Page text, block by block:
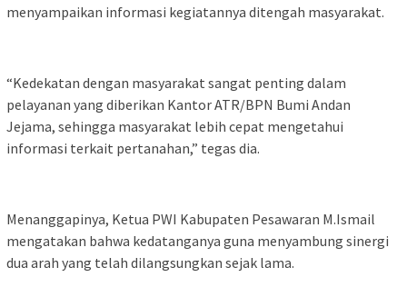
menyampaikan informasi kegiatannya ditengah masyarakat.
“Kedekatan dengan masyarakat sangat penting dalam
pelayanan yang diberikan Kantor ATR/BPN Bumi Andan
Jejama, sehingga masyarakat lebih cepat mengetahui
informasi terkait pertanahan,” tegas dia.
Menanggapinya, Ketua PWI Kabupaten Pesawaran M.Ismail
mengatakan bahwa kedatanganya guna menyambung sinergi
dua arah yang telah dilangsungkan sejak lama.